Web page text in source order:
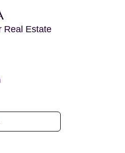
Real Estate